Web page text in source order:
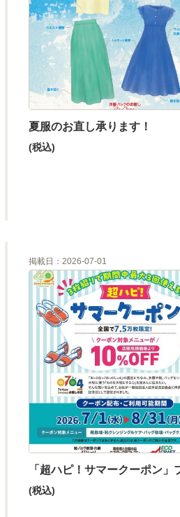
夏服のお直し承ります！
(税込)
掲載日：2026-07-01
(税込)